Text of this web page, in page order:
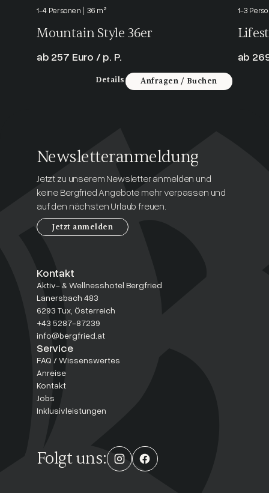
1-4 Personen 36 m²
Mountain Style 36er
ab 257 Euro / p. P.
Details Anfragen / Buchen
1-3
ab
Newsletteranmeldung
Jetzt zu unserem Newsletter anmelden und
keine Bergfried Angebote mehr verpassen und
auf den nächsten Urlaub freuen.
Jetzt anmelden
Kontakt
Aktiv- & Wellnesshotel Bergfried
Lanersbach 483
6293 Tux, Österreich
+43 5287-87239
info@bergfried.at
Service
FAQ / Wissenswertes
Anreise
Kontakt
Jobs
Inklusivleistungen
Folgt uns: